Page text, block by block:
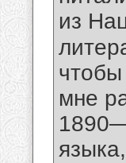
из
чтобы
мне